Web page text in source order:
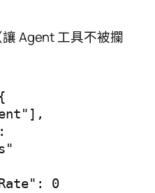
Agent 工具不被攔